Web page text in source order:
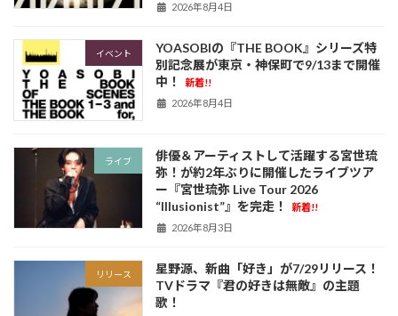
2026年8月4日
イベント
YOASOBIの『THE BOOK』シリーズ特
別記念展が東京・神保町で9/13まで開催
中！
新着!!
2026年8月4日
ライブ
俳優＆アーティストして活躍する宮世琉
弥！が約2年ぶりに開催したライブツア
ー『宮世琉弥 Live Tour 2026
“Illusionist”』を完走！
新着!!
2026年8月3日
リリース
星野源、新曲「好き」が7/29リリース！
TVドラマ『君の好きは無敵』の主題
歌！